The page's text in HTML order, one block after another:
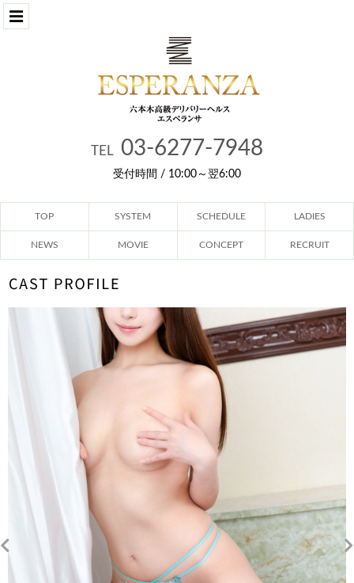
TEL 03-6277-7948
受付時間 / 10:00～翌6:00
TOP SYSTEM SCHEDULE LADIES
NEWS MOVIE CONCEPT RECRUIT